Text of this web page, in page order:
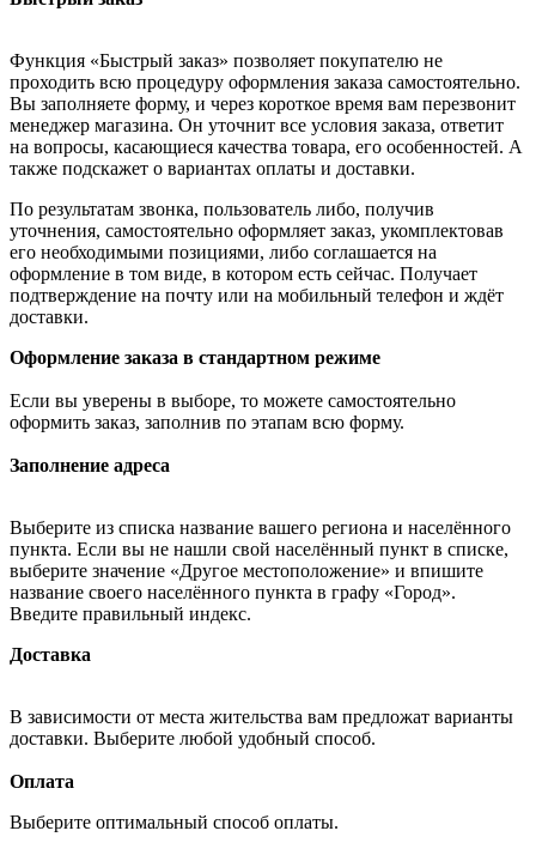
Функция «Быстрый заказ» позволяет покупателю не
проходить всю процедуру оформления заказа самостоятельно.
Вы заполняете форму, и через короткое время вам перезвонит
менеджер магазина. Он уточнит все условия заказа, ответит
на вопросы, касающиеся качества товара, его особенностей. А
также подскажет о вариантах оплаты и доставки.
По результатам звонка, пользователь либо, получив
уточнения, самостоятельно оформляет заказ, укомплектовав
его необходимыми позициями, либо соглашается на
оформление в том виде, в котором есть сейчас. Получает
подтверждение на почту или на мобильный телефон и ждёт
доставки.
Оформление заказа в стандартном режиме
Если вы уверены в выборе, то можете самостоятельно
оформить заказ, заполнив по этапам всю форму.
Заполнение адреса
Выберите из списка название вашего региона и населённого
пункта. Если вы не нашли свой населённый пункт в списке,
выберите значение «Другое местоположение» и впишите
название своего населённого пункта в графу «Город».
Введите правильный индекс.
Доставка
В зависимости от места жительства вам предложат варианты
доставки. Выберите любой удобный способ.
Оплата
Выберите оптимальный способ оплаты.